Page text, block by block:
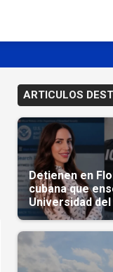
ARTICULOS
Detienen en
cubana que
Universidad del
de diplomático